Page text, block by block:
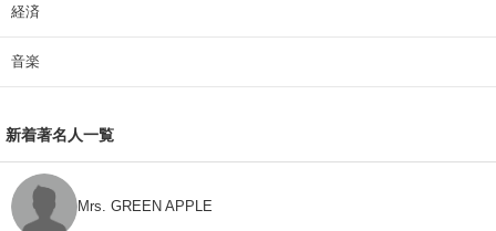
経済
音楽
新着著名人一覧
Mrs. GREEN APPLE